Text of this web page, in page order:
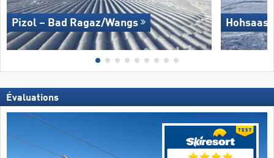
Pizol – Bad Ragaz/​Wangs Hohsaas
Évaluations